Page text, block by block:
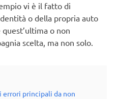
vi è il fatto di
o della propria auto
o non
scelta, ma non solo.
principali da non